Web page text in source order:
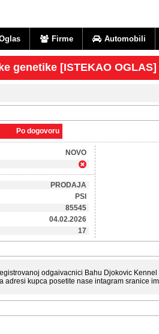
Firme Automobili
genetike [ISTEKAO OGLAS]
Po dogovoru
NOVO
PRODAJA
PSI
85545
04.02.2026
17
odgaivacnici Bahu Djokovic
adresi kupca posetite nase intagram sranice